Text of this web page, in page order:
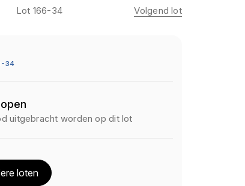
Lot 166-34 Volgend lot
34
uitgebracht worden op dit lot
loten